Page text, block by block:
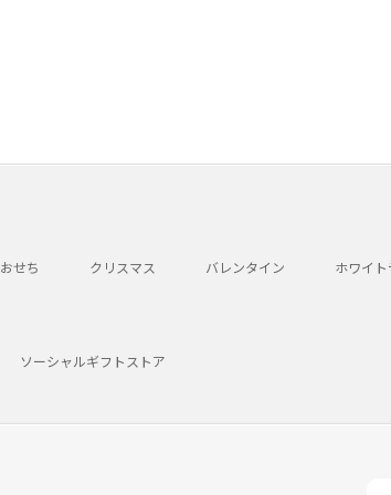
おせち クリスマス バレンタイン ホワイ
ソーシャルギフトストア